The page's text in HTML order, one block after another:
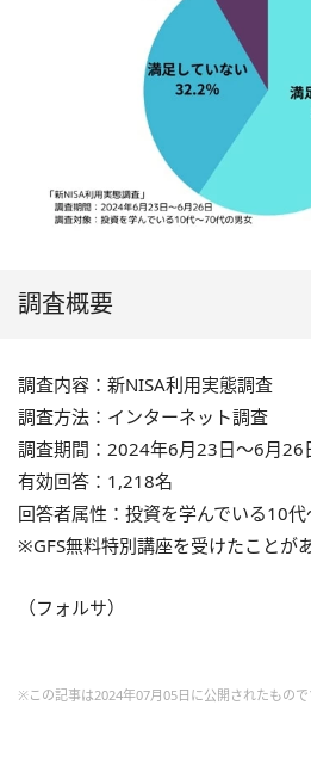
調査概要
調査内容：新NISA利用実態調査
調査方法：インターネット調査
調査期間：2024年6月23日〜6月26
有効回答：1,218名
回答者属性：投資を学んでいる10
※GFS無料特別講座を受けたことが
（フォルサ）
※この記事は2024年07月05日に公開されたもので